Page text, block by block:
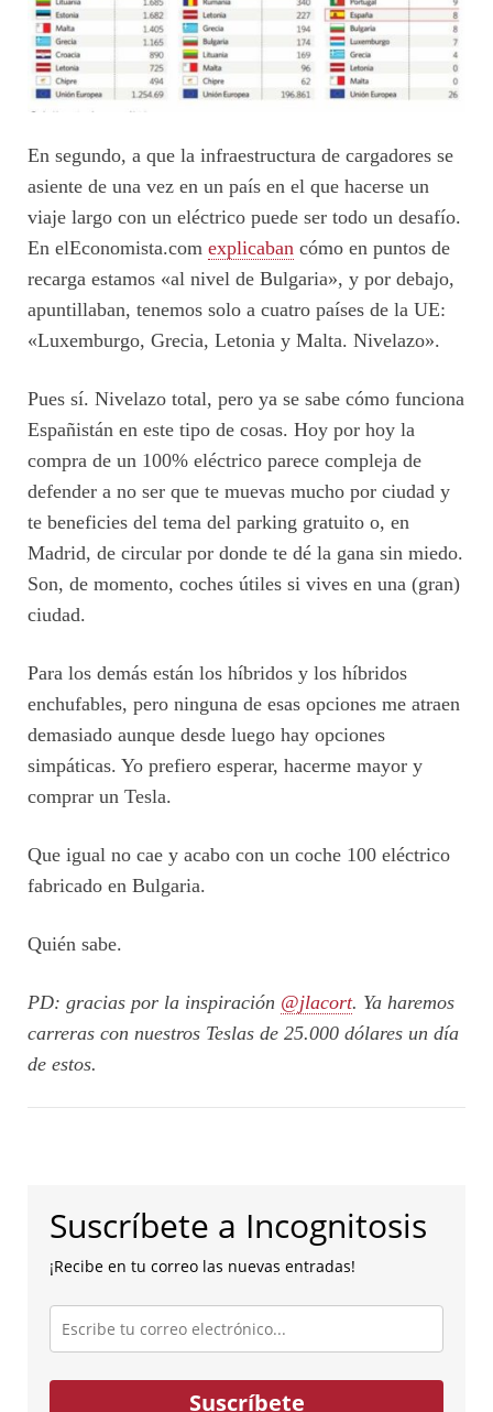
En segundo, a que la infraestructura de cargadores se
asiente de una vez en un país en el que hacerse un
viaje largo con un eléctrico puede ser todo un desafío.
En elEconomista.com explicaban cómo en puntos de
recarga estamos «al nivel de Bulgaria», y por debajo,
apuntillaban, tenemos solo a cuatro países de la UE:
«Luxemburgo, Grecia, Letonia y Malta. Nivelazo».
Pues sí. Nivelazo total, pero ya se sabe cómo funciona
Españistán en este tipo de cosas. Hoy por hoy la
compra de un 100% eléctrico parece compleja de
defender a no ser que te muevas mucho por ciudad y
te beneficies del tema del parking gratuito o, en
Madrid, de circular por donde te dé la gana sin miedo.
Son, de momento, coches útiles si vives en una (gran)
ciudad.
Para los demás están los híbridos y los híbridos
enchufables, pero ninguna de esas opciones me atraen
demasiado aunque desde luego hay opciones
simpáticas. Yo prefiero esperar, hacerme mayor y
comprar un Tesla.
Que igual no cae y acabo con un coche 100 eléctrico
fabricado en Bulgaria.
Quién sabe.
PD: gracias por la inspiración @jlacort. Ya haremos
carreras con nuestros Teslas de 25.000 dólares un día
de estos.
Suscríbete a Incognitosis
¡Recibe en tu correo las nuevas entradas!
Escribe
tu
correo
electrónico...
Suscríbete